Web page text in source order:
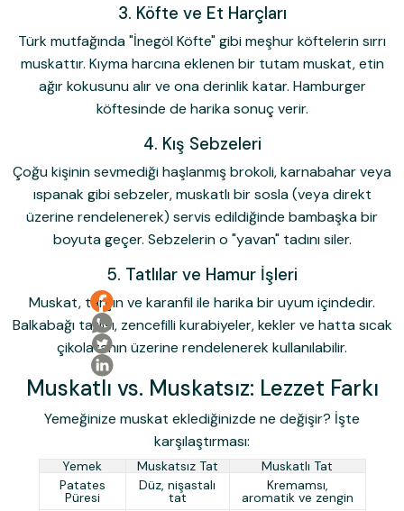
3. Köfte ve Et Harçları
Türk mutfağında "İnegöl Köfte" gibi meşhur köftelerin sırrı
muskattır. Kıyma harcına eklenen bir tutam muskat, etin
ağır kokusunu alır ve ona derinlik katar. Hamburger
köftesinde de harika sonuç verir.
4. Kış Sebzeleri
Çoğu kişinin sevmediği haşlanmış brokoli, karnabahar veya
ıspanak gibi sebzeler, muskatlı bir sosla (veya direkt
üzerine rendelenerek) servis edildiğinde bambaşka bir
boyuta geçer. Sebzelerin o "yavan" tadını siler.
5. Tatlılar ve Hamur İşleri
Muskat, tarçın ve karanfil ile harika bir uyum içindedir.
Balkabağı tatlısı, zencefilli kurabiyeler, kekler ve hatta sıcak
çikolatanın üzerine rendelenerek kullanılabilir.
Muskatlı vs. Muskatsız: Lezzet Farkı
Yemeğinize muskat eklediğinizde ne değişir? İşte
karşılaştırması:
Yemek Muskatsız Tat
Muskatlı Tat
Patates
Püresi
Düz, nişastalı
tat
Kremamsı,
aromatik ve zengin